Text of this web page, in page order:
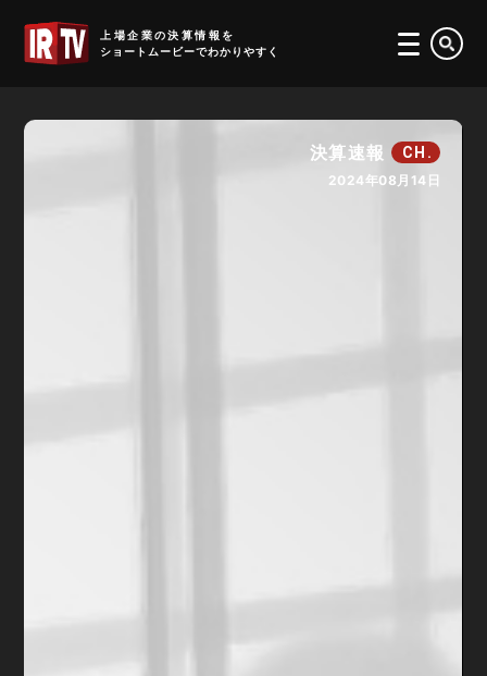
上場企業の決算情報を
ショートムービーでわかりやすく
決算速報 CH.
2024年08月14日